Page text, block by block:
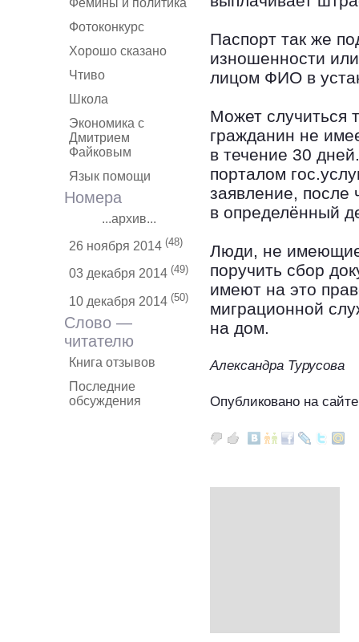
Фемины и политика
Фотоконкурс
Хорошо сказано
Чтиво
Школа
Экономика с
Дмитрием
Файковым
Язык помощи
Номера
...архив...
26 ноября 2014 (48)
03 декабря 2014 (49)
10 декабря 2014 (50)
Слово —
читателю
Книга отзывов
Последние
обсуждения
Паспорт так же
изношенности
лицом ФИО в
Может случиться
гражданин не
в течение 30
порталом
заявление, после
в определённый
Люди, не имеющие
поручить сбор
имеют на это
миграционной
на дом.
Александра Турусова
Опубликовано на